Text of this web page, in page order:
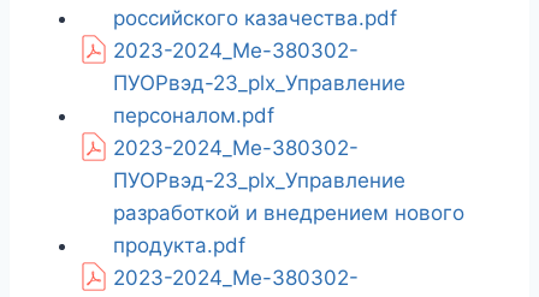
российского казачества.pdf
2023-2024_Ме-380302-
ПУОРвэд-23_plx_Управление
персоналом.pdf
2023-2024_Ме-380302-
ПУОРвэд-23_plx_Управление
разработкой и внедрением нового
продукта.pdf
2023-2024_Ме-380302-